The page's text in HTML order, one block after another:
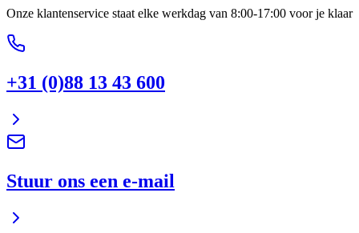
Onze klantenservice staat elke werkdag van 8:00-17:00 voor je klaar
+31 (0)88 13 43 600
Stuur ons een e-mail